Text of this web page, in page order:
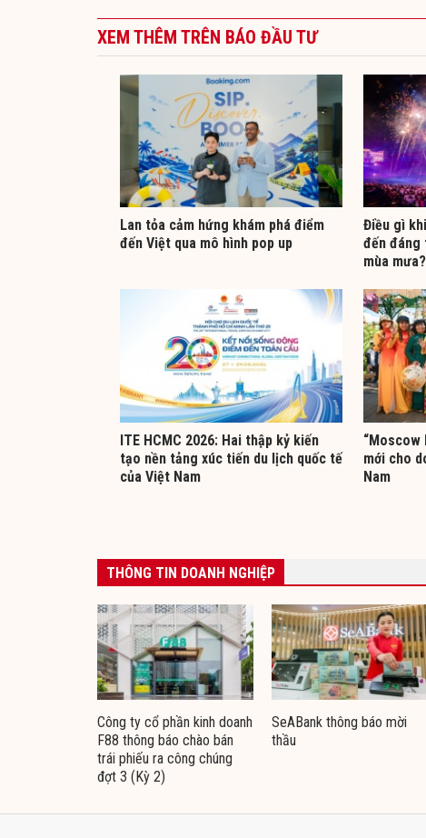
XEM THÊM TRÊN BÁO ĐẦU TƯ
Lan tỏa cảm hứng khám phá điểm
đến Việt qua mô hình pop up
Điều gì
đến đáng
mùa mưa?
ITE HCMC 2026: Hai thập kỷ kiến
tạo nền tảng xúc tiến du lịch quốc tế
của Việt Nam
“Moscow
mới cho
Nam
THÔNG TIN DOANH NGHIỆP
Công ty cổ phần kinh doanh
F88 thông báo chào bán
trái phiếu ra công chúng
đợt 3 (Kỳ 2)
SeABank thông báo mời
thầu